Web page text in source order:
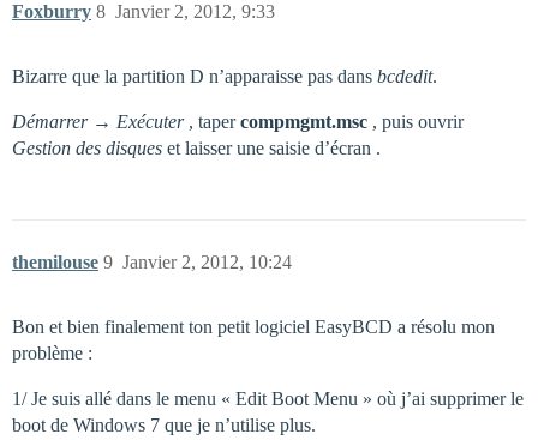
Foxburry Janvier 2, 2012, 9:33
8
Bizarre que la partition D n’apparaisse pas dans bcdedit.
Démarrer → Exécuter, tapercompmgmt.msc , puis ouvrir
Gestion des disques et laisser une saisie d’écran .
themilouse Janvier 2, 2012, 10:24
9
Bon et bien finalement ton petit logiciel EasyBCD a résolu mon
problème :
1/ Je suis allé dans le menu « Edit Boot Menu » où j’ai supprimer le
boot de Windows 7 que je n’utilise plus.